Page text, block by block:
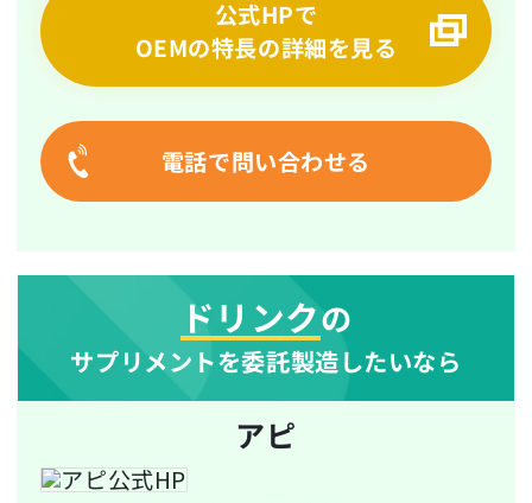
公式HPで
OEMの特長の詳細を見る
電話で問い合わせる
ドリンクの
サプリメントを委託製造したいなら
アピ